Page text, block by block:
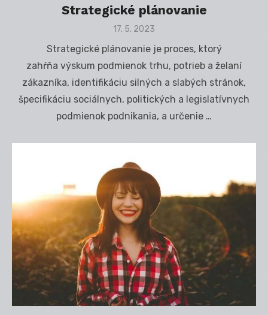
Strategické plánovanie
Posted
17. 5. 2023
Strategické plánovanie je proces, ktorý
zahŕňa výskum podmienok trhu, potrieb a želaní
zákazníka, identifikáciu silných a slabých stránok,
špecifikáciu sociálnych, politických a legislatívnych
podmienok podnikania, a určenie …